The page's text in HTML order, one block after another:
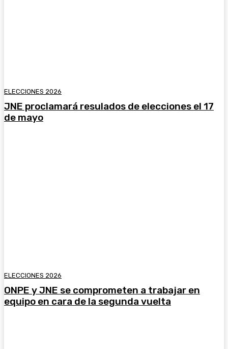
ELECCIONES 2026
JNE proclamará resulados de elecciones el 17
de mayo
ELECCIONES 2026
ONPE y JNE se comprometen a trabajar en
equipo en cara de la segunda vuelta